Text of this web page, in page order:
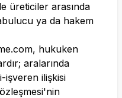
üreticiler arasında
ya da hakem
, hukuken
aralarında
işveren ilişkisi